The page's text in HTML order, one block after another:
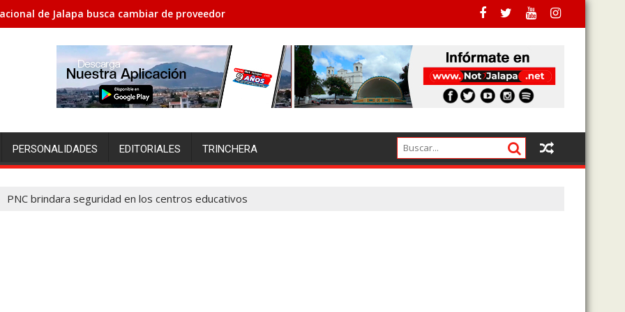
de Jalapa busca cambiar de proveedores porque no le ha pagado a los actuales
PERSONALIDADES EDITORIALES TRINCHERA
PNC brindara seguridad en los centros educativos